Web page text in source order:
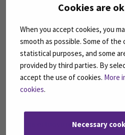
Cookies are
When you accept cookies, you
smooth as possible. Some of the
statistical purposes, and some
provided by third parties. By
accept the use of cookies. More
cookies.
Necessary
yhteydessä. Tuomioistuimen
henkilötietoja voidaan
tekijänoikeuden haltijalle tai
8. Tietojen siirto
Euroopan
Tietoja ei luovuteta EU:n tai